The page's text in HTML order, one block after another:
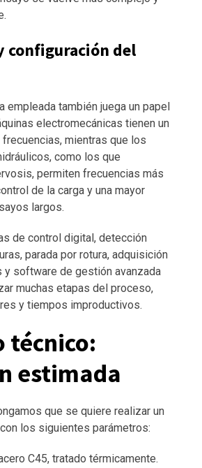
configuración del
empleada también juega un papel
electromecánicas tienen un
mientras que los
como los que
permiten frecuencias más
de la carga y una mayor
largos.
de control digital, detección
parada por rotura, adquisición
y software de gestión avanzada
muchas etapas del proceso,
y tiempos improductivos.
técnico:
estimada
que se quiere realizar un
los siguientes parámetros:
C45, tratado térmicamente.